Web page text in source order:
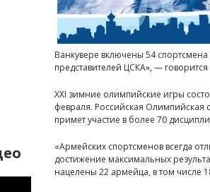
Ванкувере включены 54
представителей ЦСКА», —
XXI зимние олимпийские игры
февраля. Российская Олимпийская
примет участие в более 70
«Армейских спортсменов всегда
достижение максимальных
нацелены 22 армейца, в том числе